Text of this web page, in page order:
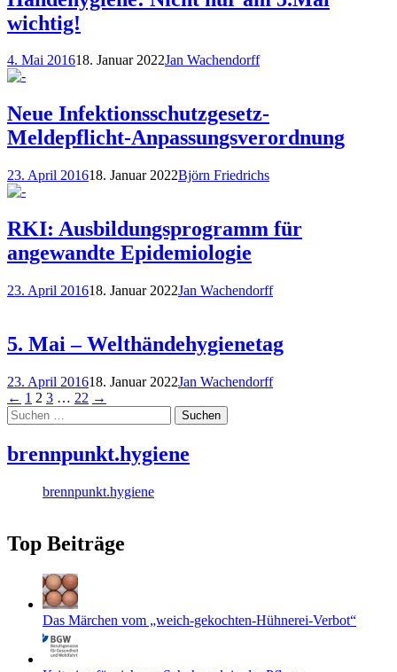
wichtig!
4. Mai 201618. Januar 2022Jan Wachendorff
Neue Infektionsschutzgesetz-
Meldepflicht-Anpassungsverordnung
23. April 201618. Januar 2022Björn Friedrichs
RKI: Ausbildungsprogramm für
angewandte Epidemiologie
23. April 201618. Januar 2022Jan Wachendorff
5. Mai – Welthändehygienetag
23. April 201618. Januar 2022Jan Wachendorff
Posts
navigation
← 1 2 3 … 22 →
Suchen
nach:
brennpunkt.hygiene
brennpunkt.hygiene
Top Beiträge
Das Märchen vom „weich-gekochten-Hühnerei-Verbot“